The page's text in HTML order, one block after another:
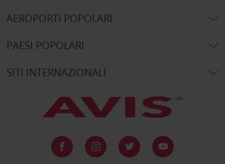
AEROPORTI POPOLARI
PAESI POPOLARI
SITI INTERNAZIONALI